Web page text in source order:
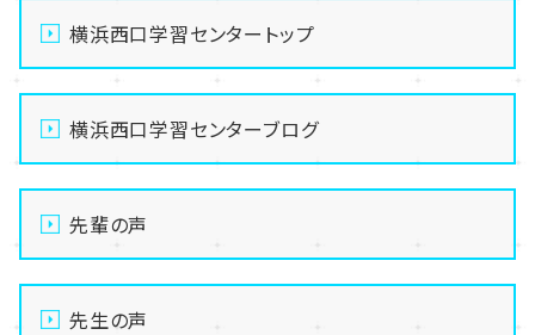
横浜西口学習センタートップ
横浜西口学習センターブログ
先輩の声
先生の声